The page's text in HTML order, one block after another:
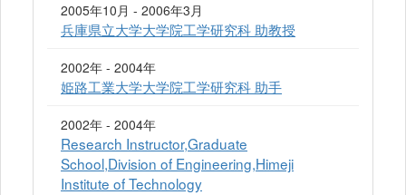
2005年10月 - 2006年3月
兵庫県立大学大学院工学研究科 助教授
2002年 - 2004年
姫路工業大学大学院工学研究科 助手
2002年 - 2004年
Research Instructor,Graduate
School,Division of Engineering,Himeji
Institute of Technology